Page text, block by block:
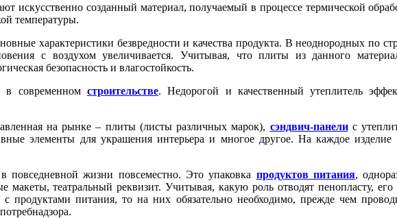
искусственно созданный материал, получаемый в процессе термической
температуры.
характеристики безвредности и качества продукта. В неоднородных по
с воздухом увеличивается. Учитывая, что плиты из данного
безопасность и влагостойкость.
в современном строительстве. Недорогой и качественный утеплитель
на рынке – плиты (листы различных марок), сэндвич-панелис
элементы для украшения интерьера и многое другое. На каждое
повседневной жизни повсеместно. Это упаковка продуктов питания,
макеты, театральный реквизит. Учитывая, какую роль отводят пенопласту,
с продуктами питания, то на них обязательно необходимо, прежде чем